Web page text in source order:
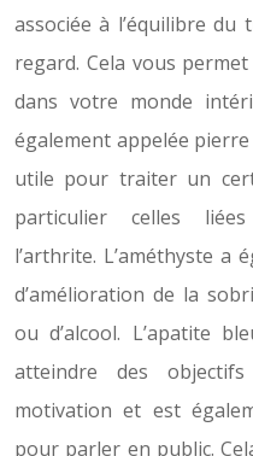
associée à l’équilibre
regard. Cela vous
dans votre monde
également appelée
utile pour traiter un
particulier celles
l’arthrite. L’améthyste a
d’amélioration de la
ou d’alcool. L’apatite
atteindre des
motivation et est
pour parler en public.